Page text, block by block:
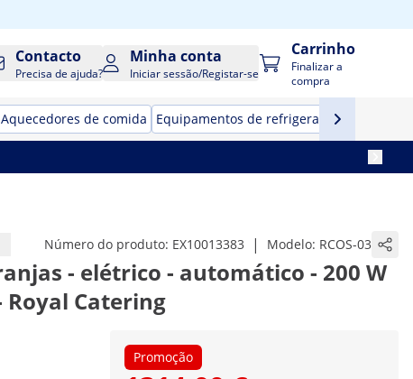
Contacto
Precisa de ajuda?
Minha conta
Iniciar sessão/Registar-se
Carrinho
Finalizar a
compra
Aquecedores de comida Equipamentos de refrigeração para
Número do produto: EX10013383 | Modelo: RCOS-03
- elétrico - automático - 200 W
Catering
Promoção